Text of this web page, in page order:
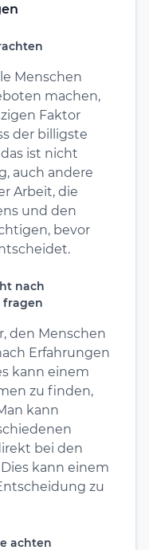
Menschen
machen,
Faktor
der billigste
ist nicht
auch andere
Arbeit, die
und den
bevor
nach
fragen
den Menschen
Erfahrungen
kann einem
zu finden,
kann
bei den
kann einem
zu
achten